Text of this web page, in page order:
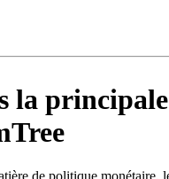
la
de politique